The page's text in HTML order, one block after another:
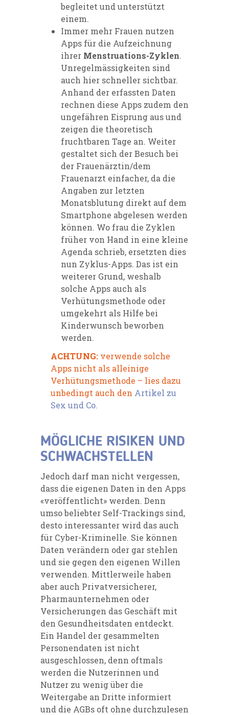
begleitet und unterstützt
einem.
Immer mehr Frauen nutzen
Apps für die Aufzeichnung
ihrer Menstruations-Zyklen.
Unregelmässigkeiten sind
auch hier schneller sichtbar.
Anhand der erfassten Daten
rechnen diese Apps zudem den
ungefähren Eisprung aus und
zeigen die theoretisch
fruchtbaren Tage an. Weiter
gestaltet sich der Besuch bei
der Frauenärztin/dem
Frauenarzt einfacher, da die
Angaben zur letzten
Monatsblutung direkt auf dem
Smartphone abgelesen werden
können. Wo frau die Zyklen
früher von Hand in eine kleine
Agenda schrieb, ersetzten dies
nun Zyklus-Apps. Das ist ein
weiterer Grund, weshalb
solche Apps auch als
Verhütungsmethode oder
umgekehrt als Hilfe bei
Kinderwunsch beworben
werden.
ACHTUNG: verwende solche
Apps nicht als alleinige
Verhütungsmethode – lies dazu
unbedingt auch den Artikel zu
Sex und Co.
MÖGLICHE RISIKEN UND
SCHWACHSTELLEN
Jedoch darf man nicht vergessen,
dass die eigenen Daten in den Apps
«veröffentlicht» werden. Denn
umso beliebter Self-Trackings sind,
desto interessanter wird das auch
für Cyber-Kriminelle. Sie können
Daten verändern oder gar stehlen
und sie gegen den eigenen Willen
verwenden. Mittlerweile haben
aber auch Privatversicherer,
Pharmaunternehmen oder
Versicherungen das Geschäft mit
den Gesundheitsdaten entdeckt.
Ein Handel der gesammelten
Personendaten ist nicht
ausgeschlossen, denn oftmals
werden die Nutzerinnen und
Nutzer zu wenig über die
Weitergabe an Dritte informiert
und die AGBs oft ohne durchzulesen